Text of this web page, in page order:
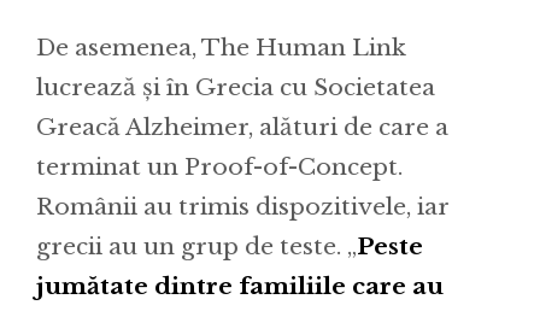
De asemenea, The Human Link
lucrează și în Grecia cu Societatea
Greacă Alzheimer, alături de care a
terminat un Proof-of-Concept.
Românii au trimis dispozitivele, iar
grecii au un grup de teste. „Peste
jumătate dintre familiile care au